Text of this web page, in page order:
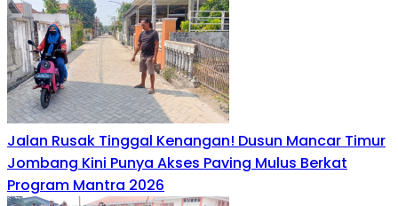
Jalan Rusak Tinggal Kenangan! Dusun Mancar Timur
Jombang Kini Punya Akses Paving Mulus Berkat
Program Mantra 2026